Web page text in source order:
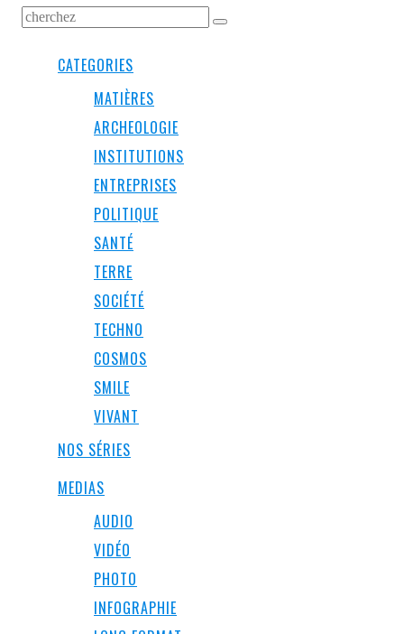
CATEGORIES
MATIÈRES
ARCHEOLOGIE
INSTITUTIONS
ENTREPRISES
POLITIQUE
SANTÉ
TERRE
SOCIÉTÉ
TECHNO
COSMOS
SMILE
VIVANT
NOS SÉRIES
MEDIAS
AUDIO
VIDÉO
PHOTO
INFOGRAPHIE